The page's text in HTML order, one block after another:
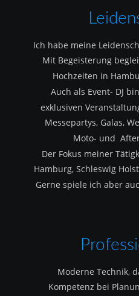
Ich habe meine
Mit Begeisterung
Hochzeiten in
Auch als Event- DJ
exklusiven
Messepartys, Galas,
Moto- und
Der Fokus meiner
Hamburg, Schleswig
Gerne spiele ich aber
Moderne Technik,
Kompetenz bei